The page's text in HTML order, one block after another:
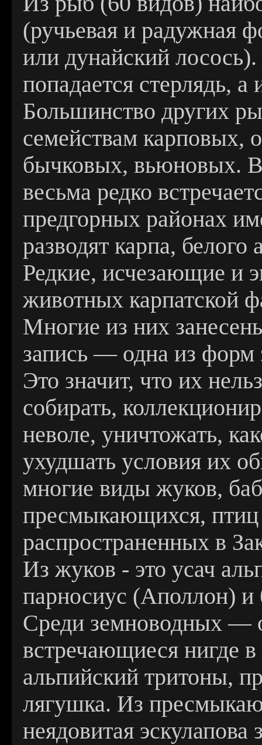
(ручьевая и радужная
или дунайский
попадается стерлядь,
Большинство других
семействам карповых,
бычковых, вьюновых.
весьма редко
предгорных районах
разводят карпа, белого
Редкие, исчезающие и
животных карпатской
Многие из них
запись — одна из форм
Это значит, что их
собирать,
неволе, уничтожать,
ухудшать условия их
многие виды жуков,
пресмыкающихся,
распространенных в
Из жуков - это усач
парносиус (Аполлон) и
Среди земноводных —
встречающиеся нигде
альпийский тритоны,
лягушка. Из
неядовитая